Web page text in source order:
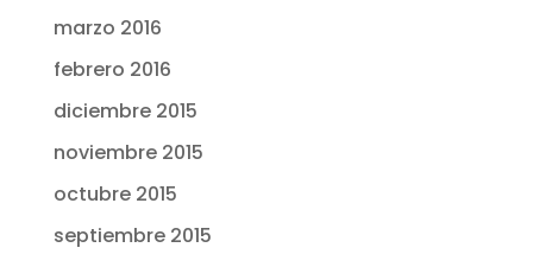
marzo 2016
febrero 2016
diciembre 2015
noviembre 2015
octubre 2015
septiembre 2015